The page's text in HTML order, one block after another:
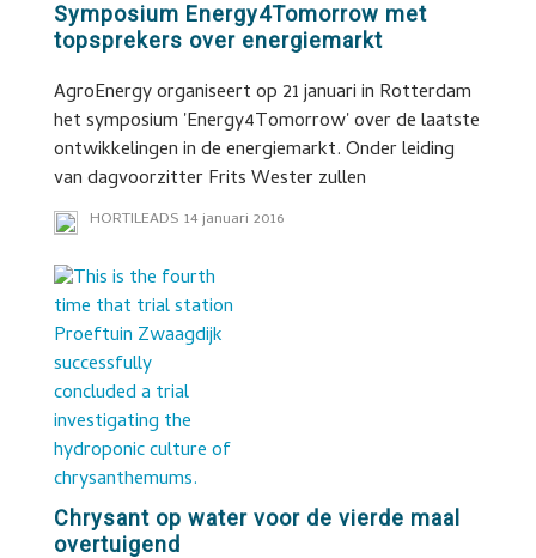
Symposium Energy4Tomorrow met
topsprekers over energiemarkt
AgroEnergy organiseert op 21 januari in Rotterdam
het symposium 'Energy4Tomorrow' over de laatste
ontwikkelingen in de energiemarkt. Onder leiding
van dagvoorzitter Frits Wester zullen
HORTILEADS 14 januari 2016
Chrysant op water voor de vierde maal
overtuigend